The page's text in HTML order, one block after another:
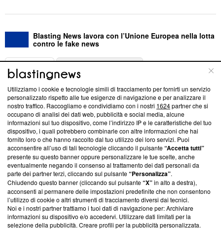
Blasting News lavora con l’Unione Europea nella lotta
contro le fake news
ABOUT
Questa sezione offre informazioni trasparenti su Blasting
News, sui nostri processi editoriali e su come ci impegniamo a
creare news di qualità. Inoltre, afferma la nostra aderenza a
‘Trust Project - News with Integrity’Blasting News non è
ancora membro del programma, ma ha richiesto di farne
parte; Trust Project non ha ancora effettuato una verifica di
conformità agli standard.
Su di noi
Team editoriale
Corporate
Utilizziamo i cookie e tecnologie simili di tracciamento per fornirti un servizio
personalizzato rispetto alle tue esigenze di navigazione e per analizzare il
nostro traffico. Raccogliamo e condividiamo con i nostri 1624partner che si
occupano di analisi dei dati web, pubblicità e social media, alcune
informazioni sul tuo dispositivo, come l’indirizzo IP e le caratteristiche del tuo
dispositivo, i quali potrebbero combinarle con altre informazioni che hai
fornito loro o che hanno raccolto dal tuo utilizzo dei loro servizi. Puoi
acconsentire all’uso di tali tecnologie cliccando il pulsante“Accetta tutti”
presente su questo banner oppure personalizzare le tue scelte, anche
eventualmente negando il consenso al trattamento dei dati personali da
parte dei partner terzi, cliccando sul pulsante“Personalizza”.
Chiudendo questo banner (cliccando sul pulsante“X”in alto a destra),
acconsenti al permanere delle impostazioni predefinite che non consentono
l’utilizzo di cookie o altri strumenti di tracciamento diversi dai tecnici.
Noi e i nostri partner trattiamo i tuoi dati di navigazione per: Archiviare
informazioni su dispositivo e/o accedervi. Utilizzare dati limitati per la
selezione della pubblicità. Creare profili per la pubblicità personalizzata.